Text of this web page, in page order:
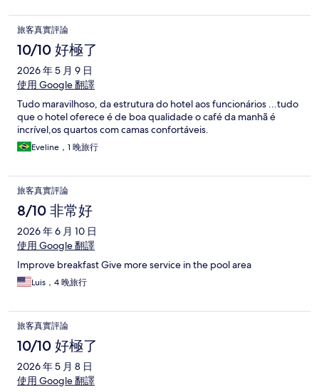
旅客真實評論
10/10 好極了
2026 年 5 月 9 日
使用 Google 翻譯
Tudo maravilhoso, da estrutura do hotel aos funcionários ...tudo
que o hotel oferece é de boa qualidade o café da manhã é
incrível,os quartos com camas confortáveis.
Eveline，1 晚旅行
旅客真實評論
8/10 非常好
2026 年 6 月 10 日
使用 Google 翻譯
Improve breakfast Give more service in the pool area
Luis，4 晚旅行
旅客真實評論
10/10 好極了
2026 年 5 月 8 日
使用 Google 翻譯